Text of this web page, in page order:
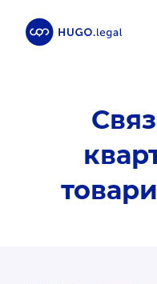
связанные с